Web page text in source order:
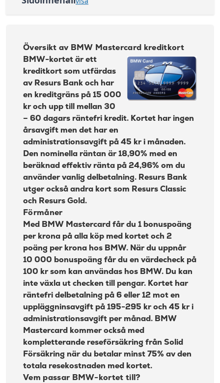
pappersfaktura:
Valutapåslag:
1,65 %
Påminnelseavgift:
60 kr
Övertrasseringsav
gift:
105 kr
Läs mer om More Golf Mastercard
→
Så här fungerar bonusen med BMW Mastercard
Delbetala räntefritt
BMW Mastercard kan kopplas till Google Pay,
Samsung Pay och Apple Pay
Kompletterande reseförsäkring med BMW
Mastercard
Beräkna dina kostnader med re:member flex
kreditkort
Fördelar med BMW Mastercard
Nackdelar
Hur är BMV Mastercard jämfört med andra kort?
BMW Mastercard prislista
Om BMW Mastercard och Resurs Bank
Översikt av BMW Mastercard kreditkort
BMW-kortet är ett
kreditkort som utfärdas
av Resurs Bank och har
en kreditgräns på 15 000
kr och upp till mellan 30
– 60 dagars räntefri kredit. Kortet har ingen
årsavgift men det har en
administrationsavgift på 45 kr i månaden.
Den nominella räntan är 18,90% med en
beräknad effektiv ränta på 24,96% om du
använder vanlig delbetalning. Resurs Bank
utger också andra kort som Resurs Classic
och Resurs Gold.
Förmåner
Med BMW Mastercard får du 1 bonuspoäng
per krona på alla köp med kortet och 2
poäng per krona hos BMW. När du uppnår
10 000 bonuspoäng får du en värdecheck på
100 kr som kan användas hos BMW. Du kan
inte växla ut checken till pengar. Kortet har
räntefri delbetalning på 6 eller 12 mot en
uppläggninsavgift på 195-295 kr och 45 kr i
administrationsavgift per månad. BMW
Mastercard kommer också med
kompletterande reseförsäkring från Solid
Försäkring när du betalar minst 75% av den
totala resekostnaden med kortet.
Vem passar BMW-kortet till?